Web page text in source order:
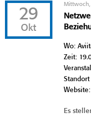
29
Okt
Wo:
Zeit:
Standort
Es